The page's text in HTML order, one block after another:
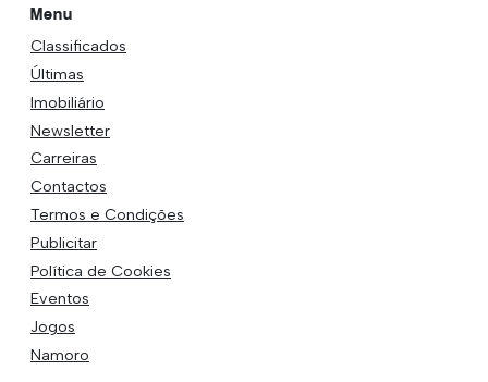
Menu
Classificados
Últimas
Imobiliário
Newsletter
Carreiras
Contactos
Termos e Condições
Publicitar
Política de Cookies
Eventos
Jogos
Namoro